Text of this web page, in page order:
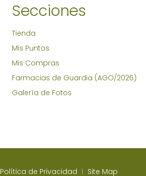
Secciones
Tienda
Mis Puntos
Mis Compras
Farmacias de Guardia (AGO/2026)
Galería de Fotos
Política de Privacidad Site Map